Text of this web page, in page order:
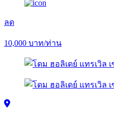
ลด
10,000 บาท/ท่าน